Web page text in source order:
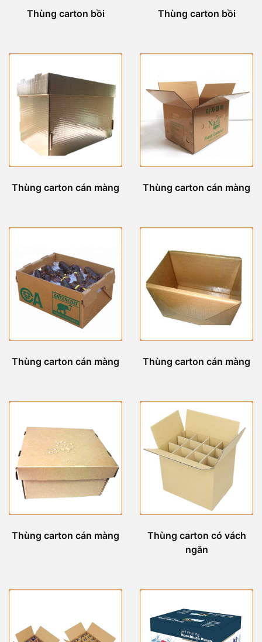
Thùng carton bồi Thùng carton bồi
Thùng carton cán màng Thùng carton cán màng
Thùng carton cán màng Thùng carton cán màng
Thùng carton cán màng
Thùng carton có vách
ngăn